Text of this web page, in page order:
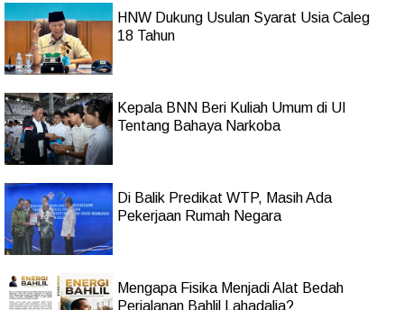
HNW Dukung Usulan Syarat Usia Caleg
18 Tahun
Kepala BNN Beri Kuliah Umum di UI
Tentang Bahaya Narkoba
Di Balik Predikat WTP, Masih Ada
Pekerjaan Rumah Negara
Mengapa Fisika Menjadi Alat Bedah
Perjalanan Bahlil Lahadalia?